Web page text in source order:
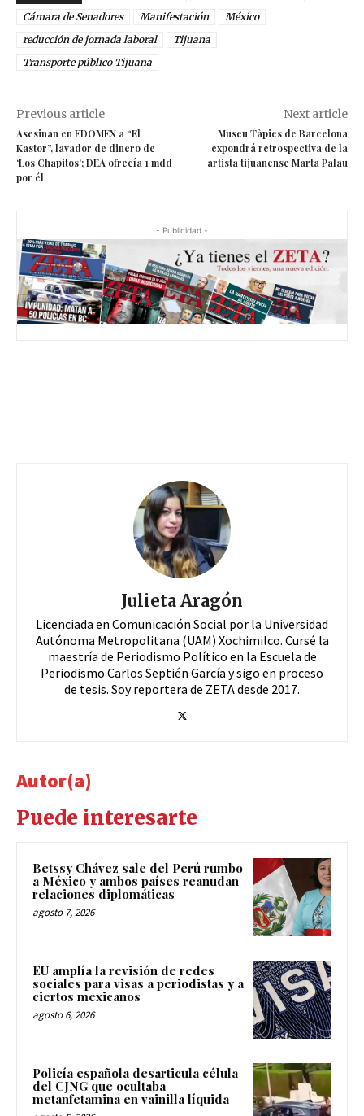
Cámara de Senadores
Manifestación
México
reducción de jornada laboral
Tijuana
Transporte público Tijuana
Previous article
Asesinan en EDOMEX a “El
Kastor”, lavador de dinero de
‘Los Chapitos’; DEA ofrecía 1 mdd
por él
Next article
Museu Tàpies de Barcelona
expondrá retrospectiva de la
artista tijuanense Marta Palau
- Publicidad -
Julieta Aragón
Licenciada en Comunicación Social por la Universidad
Autónoma Metropolitana (UAM) Xochimilco. Cursé la
maestría de Periodismo Político en la Escuela de
Periodismo Carlos Septién García y sigo en proceso
de tesis. Soy reportera de ZETA desde 2017.
Autor(a)
Puede interesarte
Betssy Chávez sale del Perú rumbo
a México y ambos países reanudan
relaciones diplomáticas
agosto 7, 2026
EU amplía la revisión de redes
sociales para visas a periodistas y a
ciertos mexicanos
agosto 6, 2026
Policía española desarticula célula
del CJNG que ocultaba
metanfetamina en vainilla líquida